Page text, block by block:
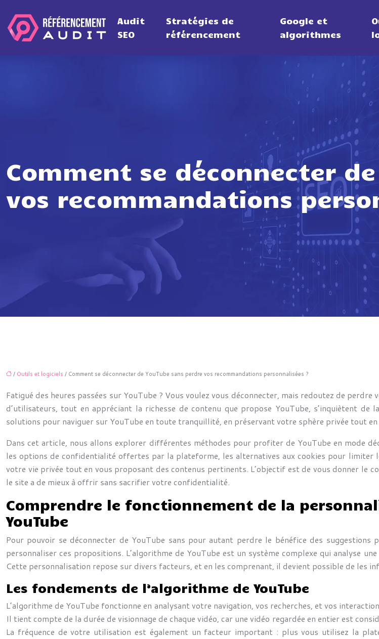
Audit
SEO
Stratégies de
référencement
Google et
algorithmes
Comment se déconnecter
vos recommandations
/ Outils et logiciels / Comment se déconnecter de YouTube sans perdre vos recommandations personnalisées ?
Fatigué des heures passées sur YouTube ? Vous voulez vous déconnecter, mais redoutez de
d’utilisateurs, tout en appréciant la richesse de contenu que propose YouTube, s’inquiètent
solutions pour naviguer sur YouTube en toute tranquillité, en préservant votre sphère privée tout
Dans cet article, nous allons explorer différentes méthodes pour profiter de YouTube en mode
les options de confidentialité offertes par la plateforme, les alternatives aux cookies pour limiter
votre vie privée tout en vous proposant des contenus pertinents. L’objectif est de vous donner le
le site a de mieux à offrir sans sacrifier votre confidentialité.
Comprendre le fonctionnement de la
YouTube
Pour pouvoir se déconnecter de YouTube sans pour autant perdre le bénéfice des
personnaliser ces propositions. L’algorithme de YouTube est un système complexe qui analyse
Cette personnalisation repose sur divers facteurs, et en les comprenant, il devient possible de les
Les fondements de l’algorithme de YouTube
L’algorithme de YouTube fonctionne en analysant votre navigation, vos recherches, et vos
Il tient compte de la durée de visionnage de chaque vidéo, car une vidéo regardée en entier est
La fréquence de votre utilisation est également un facteur important : plus vous utilisez la